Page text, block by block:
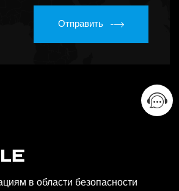
Отправить
в области безопасности